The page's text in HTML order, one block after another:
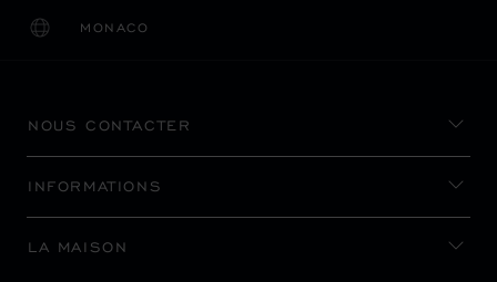
MONACO
LOCALISATION (CHANGER DE PAYS)
CHANGER DE PAYS
NOUS CONTACTER
INFORMATIONS
LA MAISON